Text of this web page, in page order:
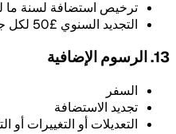
ترخيص استضافة لسنة ما
التجديد السنوي £50 لكل جولة
13. الرسوم الإضافية
السفر
تجديد الاستضافة
التعديلات أو التغييرات أو